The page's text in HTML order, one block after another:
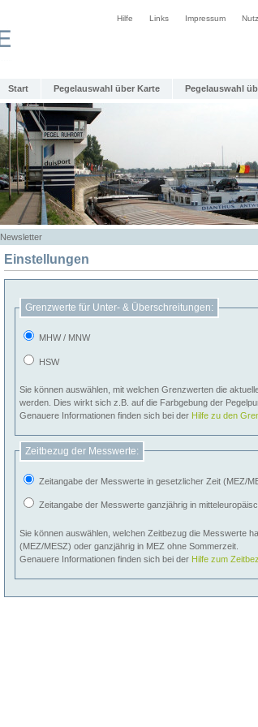
Hilfe Links Impressum
Start Pegelauswahl über Karte Pegelauswahl
Newsletter
Einstellungen
Grenzwerte für Unter- & Überschreitungen:
MHW / MNW
HSW
Sie können auswählen, mit welchen Grenzwerten die
werden. Dies wirkt sich z.B. auf die Farbgebung der
Genauere Informationen finden sich bei der Hilfe zu den
Zeitbezug der Messwerte:
Zeitangabe der Messwerte in gesetzlicher Zeit (MEZ/
Zeitangabe der Messwerte ganzjährig in
Sie können auswählen, welchen Zeitbezug die Messwerte
(MEZ/MESZ) oder ganzjährig in MEZ ohne Sommerzeit.
Genauere Informationen finden sich bei der Hilfe zum